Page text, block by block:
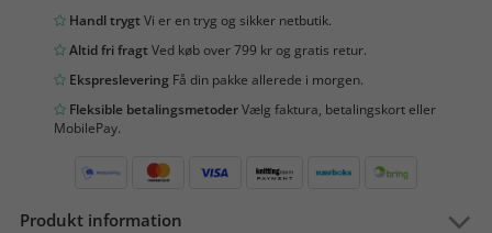
Handl trygtVi er en tryg og sikker netbutik.
Altid fri fragtVed køb over 799 kr og gratis retur.
Ekspreslevering Få din pakke allerede i morgen.
Fleksible betalingsmetoderVælg faktura, betalingskort eller
MobilePay.
Produkt information